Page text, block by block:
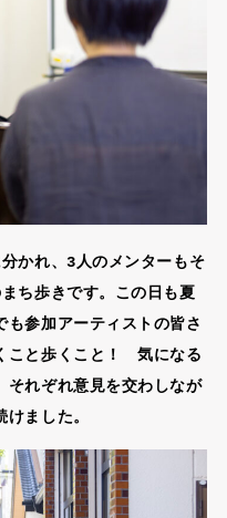
かれ、3人のメンターもそ
ち歩きです。この日も夏
も参加アーティストの皆さ
こと歩くこと！ 気になる
それぞれ意見を交わしなが
ました。